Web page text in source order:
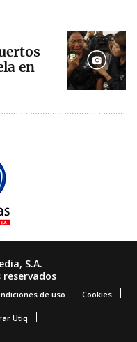
en
S.A.
reservados
de uso Cookies
Utiq